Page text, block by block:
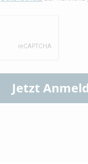
Jetzt